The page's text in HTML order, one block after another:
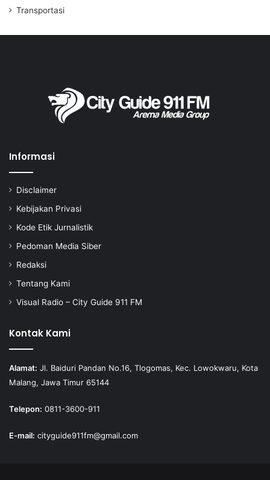
Transportasi
Informasi
Disclaimer
Kebijakan Privasi
Kode Etik Jurnalistik
Pedoman Media Siber
Redaksi
Tentang Kami
Visual Radio – City Guide 911 FM
Kontak Kami
Alamat: Jl. Baiduri Pandan No.16, Tlogomas, Kec. Lowokwaru, Kota
Malang, Jawa Timur 65144
Telepon: 0811-3600-911
E-mail: cityguide911fm@gmail.com